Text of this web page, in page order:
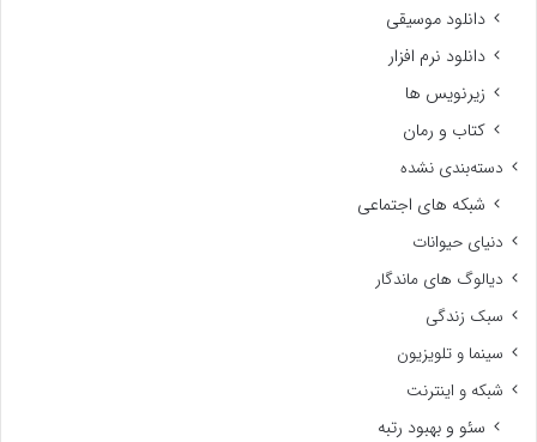
دانلود موسیقی
دانلود نرم افزار
زیرنویس ها
کتاب و رمان
دسته‌بندی نشده
شبکه های اجتماعی
دنیای حیوانات
دیالوگ های ماندگار
سبک زندگی
سینما و تلویزیون
شبکه و اینترنت
سئو و بهبود رتبه